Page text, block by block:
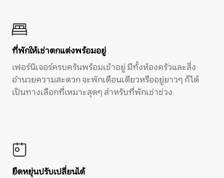
ที่พักให้เช่าตกแต่งพร้อมอยู่
เฟอร์นิเจอร์ครบครันพร้อมเข้าอยู่ มีทั้งห้องครัวและสิ่ง
อำนวยความสะดวก จะพักเดือนเดียวหรืออยู่ยาวๆ ก็ได้
เป็นทางเลือกที่เหมาะสุดๆ สำหรับที่พักเช่าช่วง
ยืดหยุ่นปรับเปลี่ยนได้